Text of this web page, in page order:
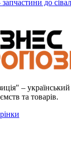
до
–
та товарів.